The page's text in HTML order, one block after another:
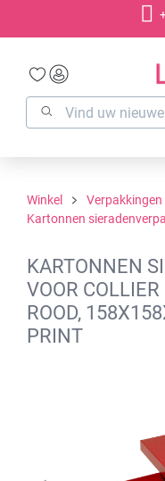
Winkel
Kartonnen
KARTONNEN
VOOR
ROOD,
PRINT